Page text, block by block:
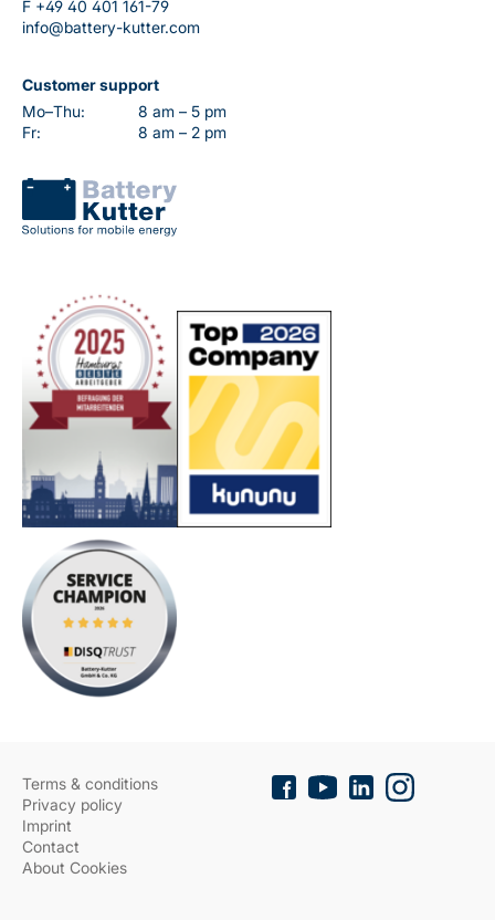
F +49 40 401 161-79
info@battery-kutter.com
Customer support
Mo–Thu:
8 am – 5 pm
Fr:
8 am – 2 pm
Terms & conditions
Privacy policy
Imprint
Contact
About Cookies